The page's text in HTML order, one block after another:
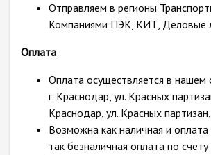
Отправляем в регионы
Компаниями ПЭК, КИТ, Деловые
Оплата
Оплата осуществляется в нашем
г. Краснодар, ул. Красных
Краснодар, ул. Красных
Возможна как наличная и
так безналичная оплата по счёту